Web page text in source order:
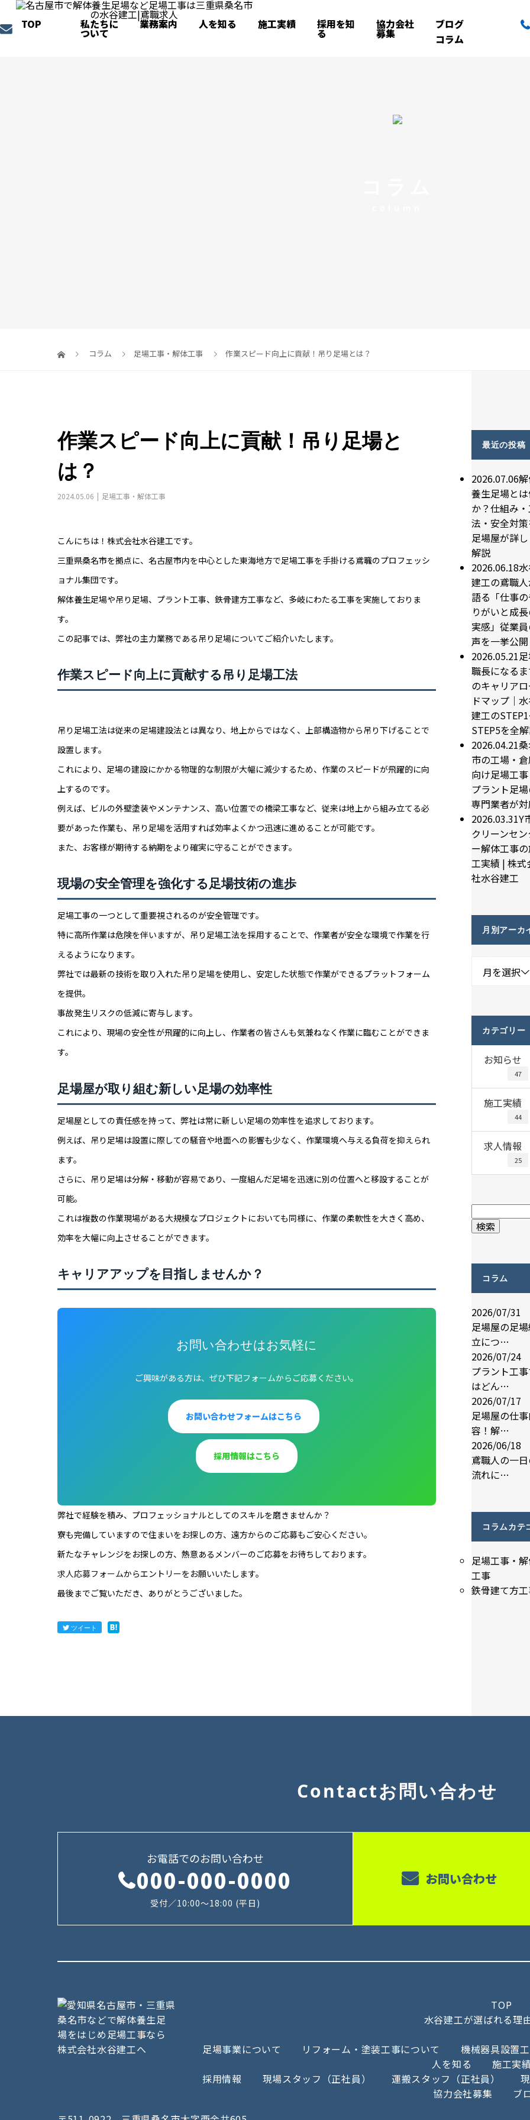
TOP 私たちに
ついて
業務案内 人を知る 施工実績 採用を知
る
協力会社
募集
ブログ
コラム
コラム 足場工事・解体工事 作業スピード向上に貢献！吊り足場とは？
作業スピード向上に貢献！吊り足場と
は？
2024.05.06 足場工事・解体工事
こんにちは！株式会社水谷建工です。
三重県桑名市を拠点に、名古屋市内を中心とした東海地方で足場工事を手掛ける鳶職のプロフェッシ
ョナル集団です。
解体養生足場や吊り足場、プラント工事、鉄骨建方工事など、多岐にわたる工事を実施しておりま
す。
この記事では、弊社の主力業務である吊り足場についてご紹介いたします。
作業スピード向上に貢献する吊り足場工法
吊り足場工法は従来の足場建設法とは異なり、地上からではなく、上部構造物から吊り下げることで
設置します。
これにより、足場の建設にかかる物理的な制限が大幅に減少するため、作業のスピードが飛躍的に向
上するのです。
例えば、ビルの外壁塗装やメンテナンス、高い位置での橋梁工事など、従来は地上から組み立てる必
要があった作業も、吊り足場を活用すれば効率よくかつ迅速に進めることが可能です。
また、お客様が期待する納期をより確実に守ることができます。
現場の安全管理を強化する足場技術の進歩
足場工事の一つとして重要視されるのが安全管理です。
特に高所作業は危険を伴いますが、吊り足場工法を採用することで、作業者が安全な環境で作業を行
えるようになります。
弊社では最新の技術を取り入れた吊り足場を使用し、安定した状態で作業ができるプラットフォーム
を提供。
事故発生リスクの低減に寄与します。
これにより、現場の安全性が飛躍的に向上し、作業者の皆さんも気兼ねなく作業に臨むことができま
す。
足場屋が取り組む新しい足場の効率性
足場屋としての責任感を持って、弊社は常に新しい足場の効率性を追求しております。
例えば、吊り足場は設置に際しての騒音や地面への影響も少なく、作業環境へ与える負荷を抑えられ
ます。
さらに、吊り足場は分解・移動が容易であり、一度組んだ足場を迅速に別の位置へと移設することが
可能。
これは複数の作業現場がある大規模なプロジェクトにおいても同様に、作業の柔軟性を大きく高め、
効率を大幅に向上させることができます。
キャリアアップを目指しませんか？
お問い合わせはお気軽に
ご興味がある方は、ぜひ下記フォームからご応募ください。
お問い合わせフォームはこちら
採用情報はこちら
弊社で経験を積み、プロフェッショナルとしてのスキルを磨きませんか？
寮も完備していますので住まいをお探しの方、遠方からのご応募もご安心ください。
新たなチャレンジをお探しの方、熱意あるメンバーのご応募をお待ちしております。
求人応募フォームからエントリーをお願いいたします。
最後までご覧いただき、ありがとうございました。
ツイート
最近の投稿
2026.07.06
養生足場と
か？仕組み・
法・安全対策
足場屋が詳し
解説
2026.06.18
建工の鳶職
語る「仕事
りがいと成
実感」従業
声を一挙公開
2026.05.21
職長になる
のキャリアロ
ドマップ｜
建工の
STEP5を全
2026.04.21
市の工場・
向け足場工事
プラント足
専門業者が
2026.03.31Y
クリーンセン
ー解体工事
工実績 | 株式
社水谷建工
月別アーカ
月を選択
カテゴリー
お知らせ
47
施工実績
44
求人情報
25
コラム
2026/07/31
足場屋の足
立につ…
2026/07/24
プラント工
はどん…
2026/07/17
足場屋の仕
容！解…
2026/06/18
鳶職人の一
流れに…
コラムカテ
リ
足場工事・
工事
鉄骨建て方
Contactお問い合わせ
お電話でのお問い合わせ
000-000-0000
受付／10:00～18:00 (平日)
お問い合わせ
TOP
水谷建工が選ばれる理
足場事業について
リフォーム・塗装工事について 機械器具設置
人を知る
施工実
採用情報
現場スタッフ（正社員） 運搬スタッフ（正社員）
協力会社募集
ブ